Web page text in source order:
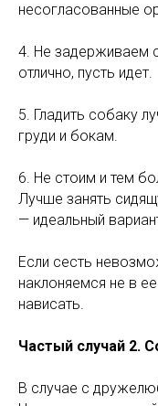
несогласованные
4. Не задерживаем
отлично, пусть идет.
5. Гладить собаку
груди и бокам.
6. Не стоим и тем
Лучше занять
— идеальный
Если сесть
наклоняемся не в
нависать.
Частый случай 2.
В случае с